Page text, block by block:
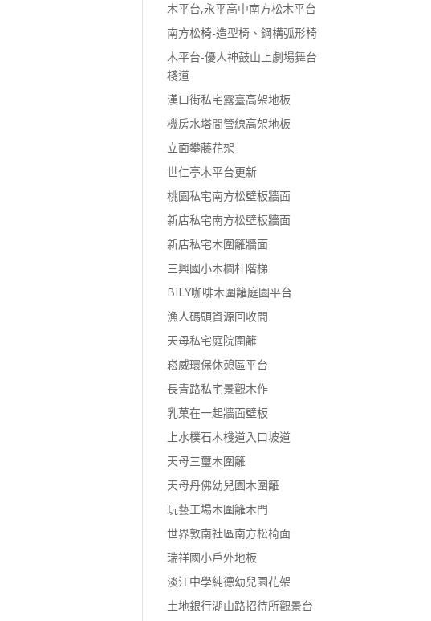
木平台,永平高中南方松木平台
南方松椅-造型椅、鋼構弧形椅
木平台-優人神鼓山上劇場舞台
棧道
漢口街私宅露臺高架地板
機房水塔間管線高架地板
立面攀藤花架
世仁亭木平台更新
桃園私宅南方松壁板牆面
新店私宅南方松壁板牆面
新店私宅木圍籬牆面
三興國小木欄杆階梯
BILY咖啡木圍籬庭園平台
漁人碼頭資源回收間
天母私宅庭院圍籬
崧威環保休憩區平台
長青路私宅景觀木作
乳菓在一起牆面壁板
上水樸石木棧道入口坡道
天母三璽木圍籬
天母丹佛幼兒園木圍籬
玩藝工場木圍籬木門
世界敦南社區南方松椅面
瑞祥國小戶外地板
淡江中學純德幼兒園花架
土地銀行湖山路招待所觀景台